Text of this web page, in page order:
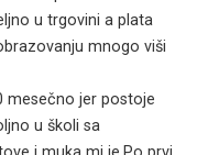
u trgovini a plata
mnogo viši
mesečno jer postoje
u školi sa